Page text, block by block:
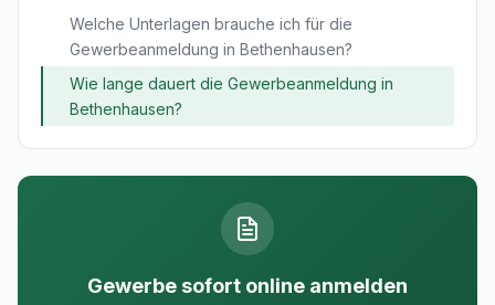
Welche Unterlagen brauche ich für die
Gewerbeanmeldung in Bethenhausen?
Wie lange dauert die Gewerbeanmeldung in
Bethenhausen?
Gewerbe sofort online anmelden